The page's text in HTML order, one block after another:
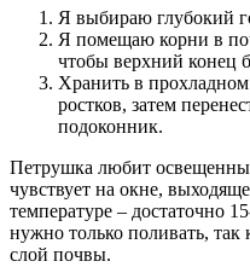
Я выбираю глубокий
Я помещаю корни в
чтобы верхний конец
Хранить в
ростков, затем
подоконник.
Петрушка любит
чувствует на окне,
температуре – достаточно
нужно только поливать,
слой почвы.